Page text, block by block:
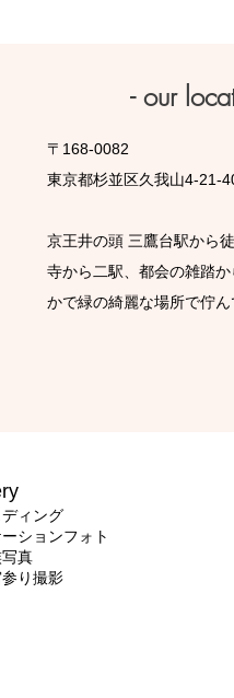
- our
〒168-0082
東京都杉並区久我山4-21-
京王井の頭 三鷹台駅から
寺から二駅、都会の雑踏
かで緑の綺麗な場所で佇ん
ィング
ションフォト
真
り撮影